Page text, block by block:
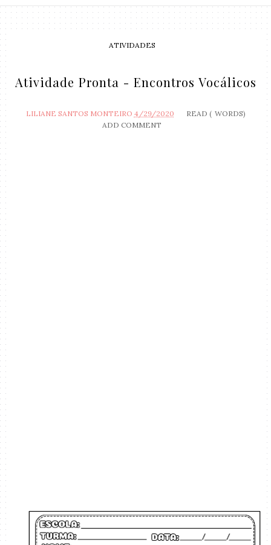
ATIVIDADES
Atividade Pronta - Encontros Vocálicos
LILIANE SANTOS MONTEIRO 4/29/2020 READ ( WORDS)
ADD COMMENT